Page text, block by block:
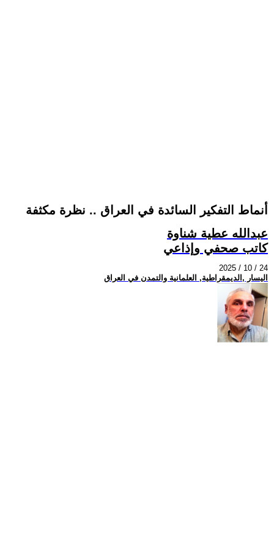
أنماط التفكير السائدة في العراق .. نظرة مكثفة
عبدالله عطية شناوة
كاتب صحفي وإذاعي
2025 / 10 / 24
اليسار ,الديمقراطية, العلمانية والتمدن في العراق